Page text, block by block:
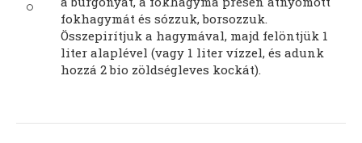
fokhagymát és sózzuk, borsozzuk.
Összepirítjuk a hagymával, majd felöntjük 1
liter alaplével (vagy 1 liter vízzel, és adunk
hozzá 2 bio zöldségleves kockát).